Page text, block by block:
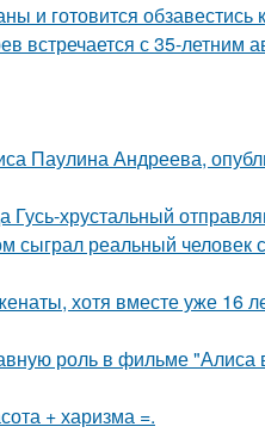
и готовится
встречается с 35-летним
Паулина Андреева,
хрустальный
реальный человек
хотя вместе уже 16
роль в фильме
+ харизма =.